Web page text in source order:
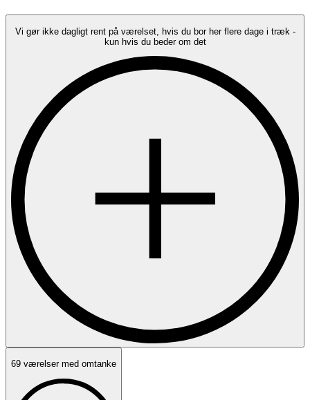
Vi gør ikke dagligt rent på værelset, hvis du bor her flere dage i træk -
kun hvis du beder om det
69 værelser med omtanke